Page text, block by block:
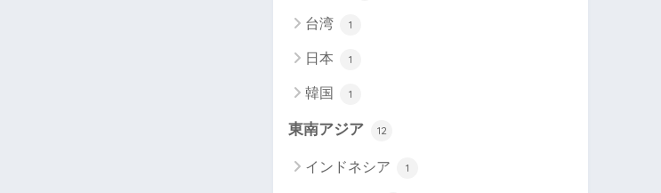
台湾 1
日本 1
韓国 1
東南アジア 12
インドネシア 1